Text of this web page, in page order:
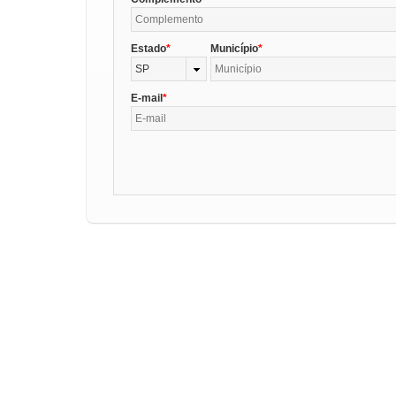
Estado
SP
Município
E-mail